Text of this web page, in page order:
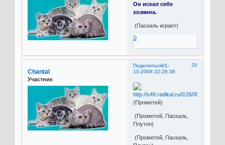
Он искал себе
хозяина.
(Паскаль играет)
Поделиться01-
Chantal
(Прометей, Паскаль,